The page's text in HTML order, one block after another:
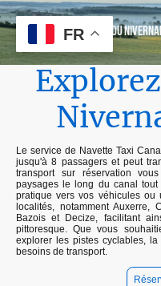
Taxi Navette Canal du
Le service de Navette Taxi
jusqu'à 8 passagers et peut
transport sur réservation
paysages le long du canal
pratique vers vos véhicules
localités, notamment Auxerre,
Bazois et Decize, facilitant
pittoresque. Que vous
explorer les pistes cyclables,
besoins de transport.
FR